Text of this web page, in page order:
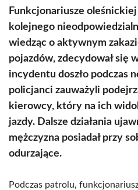
Funkcjonariusze
kolejnego
wiedząc o aktywnym
pojazdów, zdecydował się
incydentu doszło podczas
policjanci zauważyli
kierowcy, który na ich
jazdy. Dalsze działania
mężczyzna posiadał przy
odurzające.
Podczas patrolu,